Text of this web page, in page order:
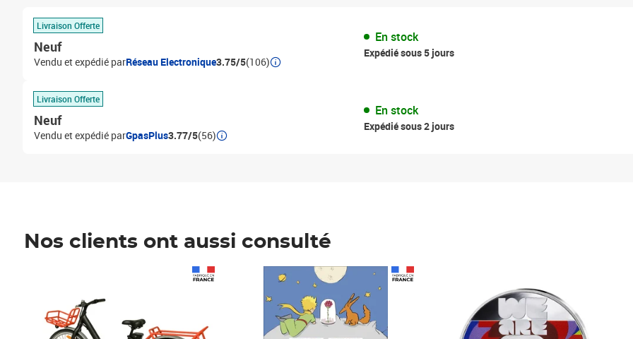
Livraison Offerte
Neuf
Vendu et expédié parRéseau Electronique3.75/5(106)
En stock
Expédié sous 5 jours
Livraison Offerte
Neuf
Vendu et expédié parGpasPlus3.77/5(56)
En stock
Expédié sous 2 jours
Nos clients ont aussi consulté
Prix 7,50€